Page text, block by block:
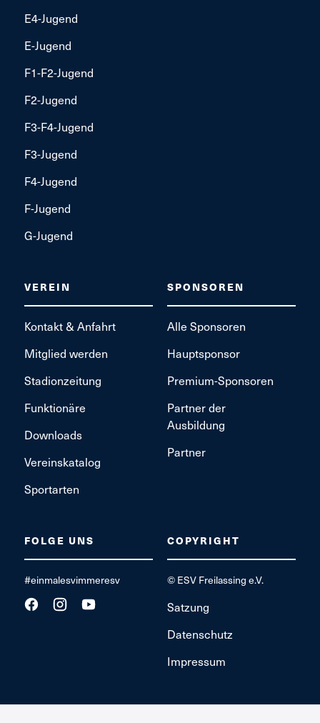
E4-Jugend
E-Jugend
F1-F2-Jugend
F2-Jugend
F3-F4-Jugend
F3-Jugend
F4-Jugend
F-Jugend
G-Jugend
VEREIN
Kontakt & Anfahrt
Mitglied werden
Stadionzeitung
Funktionäre
Downloads
Vereinskatalog
Sportarten
SPONSOREN
Alle Sponsoren
Hauptsponsor
Premium-Sponsoren
Partner der
Ausbildung
Partner
FOLGE UNS
#einmalesvimmeresv
COPYRIGHT
© ESV Freilassing e.V.
Satzung
Datenschutz
Impressum